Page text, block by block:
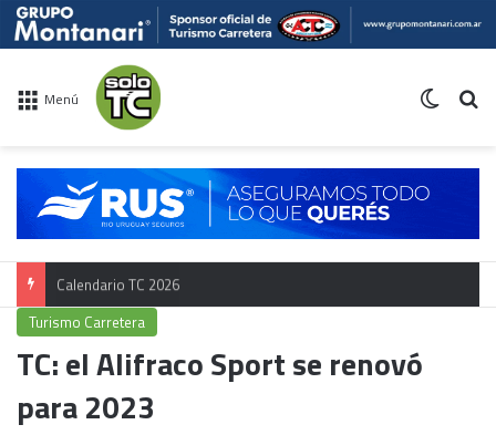
Menú
Calendario TC 2026
Turismo Carretera
TC: el Alifraco Sport se renovó
para 2023